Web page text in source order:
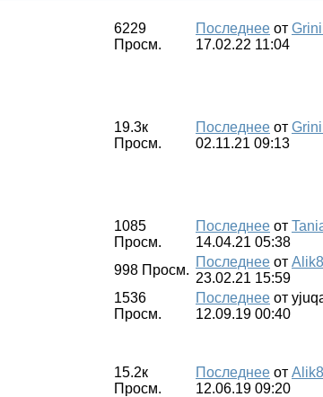
6229
Просм.
Последнее от
17.02.22 11:04
19.3к
Просм.
Последнее от
02.11.21 09:13
1085
Просм.
Последнее от
14.04.21 05:38
998 Просм.
Последнее от
23.02.21 15:59
1536
Просм.
Последнее от
12.09.19 00:40
15.2к
Просм.
Последнее от
12.06.19 09:20